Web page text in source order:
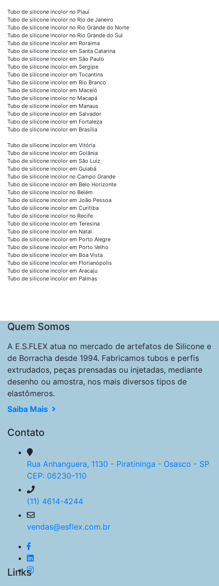
Tubo de silicone incolor no Piauí
Tubo de silicone incolor no Rio de Janeiro
Tubo de silicone incolor no Rio Grande do Norte
Tubo de silicone incolor no Rio Grande do Sul
Tubo de silicone incolor em Roraima
Tubo de silicone incolor em Santa Catarina
Tubo de silicone incolor em São Paulo
Tubo de silicone incolor em Sergipe
Tubo de silicone incolor em Tocantins
Tubo de silicone incolor em Rio Branco
Tubo de silicone incolor em Maceió
Tubo de silicone incolor no Macapá
Tubo de silicone incolor em Manaus
Tubo de silicone incolor em Salvador
Tubo de silicone incolor em Fortaleza
Tubo de silicone incolor em Brasília
Tubo de silicone incolor em Vitória
Tubo de silicone incolor em Goiânia
Tubo de silicone incolor em São Luiz
Tubo de silicone incolor em Guiabá
Tubo de silicone incolor no Campo Grande
Tubo de silicone incolor em Belo Horizonte
Tubo de silicone incolor no Belém
Tubo de silicone incolor em João Pessoa
Tubo de silicone incolor em Curitiba
Tubo de silicone incolor no Recife
Tubo de silicone incolor em Teresina
Tubo de silicone incolor em Natal
Tubo de silicone incolor em Porto Alegre
Tubo de silicone incolor em Porto Velho
Tubo de silicone incolor em Boa Vista
Tubo de silicone incolor em Florianópolis
Tubo de silicone incolor em Aracaju
Tubo de silicone incolor em Palmas
Quem Somos
A E.S.FLEX atua no mercado de artefatos de Silicone e
de Borracha desde 1994. Fabricamos tubos e perfis
extrudados, peças prensadas ou injetadas, mediante
desenho ou amostra, nos mais diversos tipos de
elastômeros.
Saiba Mais
Contato
Rua Anhanguera, 1130 - Piratininga - Osasco - SP
CEP: 06230-110
(11) 4614-4244
vendas@esflex.com.br
Links